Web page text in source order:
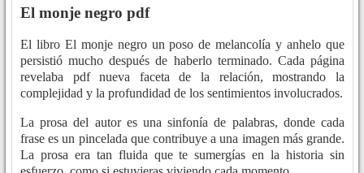
El monje negro pdf
El libro El monje negro un poso de melancolía y anhelo que
persistió mucho después de haberlo terminado. Cada página
revelaba pdf nueva faceta de la relación, mostrando la
complejidad y la profundidad de los sentimientos involucrados.
La prosa del autor es una sinfonía de palabras, donde cada
frase es un pincelada que contribuye a una imagen más grande.
La prosa era tan fluida que te sumergías en la historia sin